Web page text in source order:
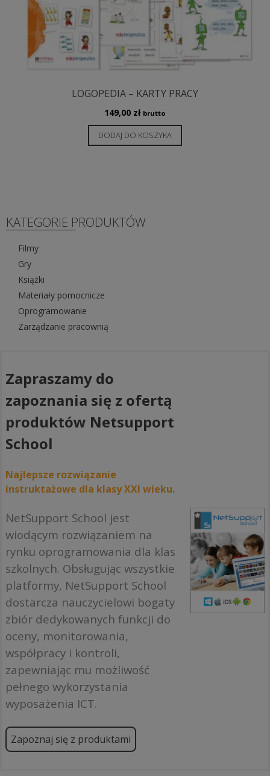
LOGOPEDIA – KARTY PRACY
149,00 zł brutto
DODAJ DO KOSZYKA
KATEGORIE PRODUKTÓW
Filmy
Gry
Książki
Materiały pomocnicze
Oprogramowanie
Zarządzanie pracownią
Zapraszamy do
zapoznania się z ofertą
produktów Netsupport
School
Najlepsze rozwiązanie
instruktażowe dla klasy XXI wieku.
NetSupport School jest
wiodącym rozwiązaniem na
rynku oprogramowania dla klas
szkolnych. Obsługując wszystkie
platformy, NetSupport School
dostarcza nauczycielowi bogaty
zbiór dedykowanych funkcji do
oceny, monitorowania,
współpracy i kontroli,
zapewniając mu możliwość
pełnego wykorzystania
wyposażenia ICT.
Zapoznaj się z produktami